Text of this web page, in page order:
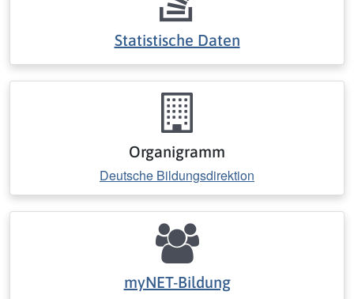
Statistische Daten
Organigramm
Deutsche Bildungsdirektion
myNET-Bildung